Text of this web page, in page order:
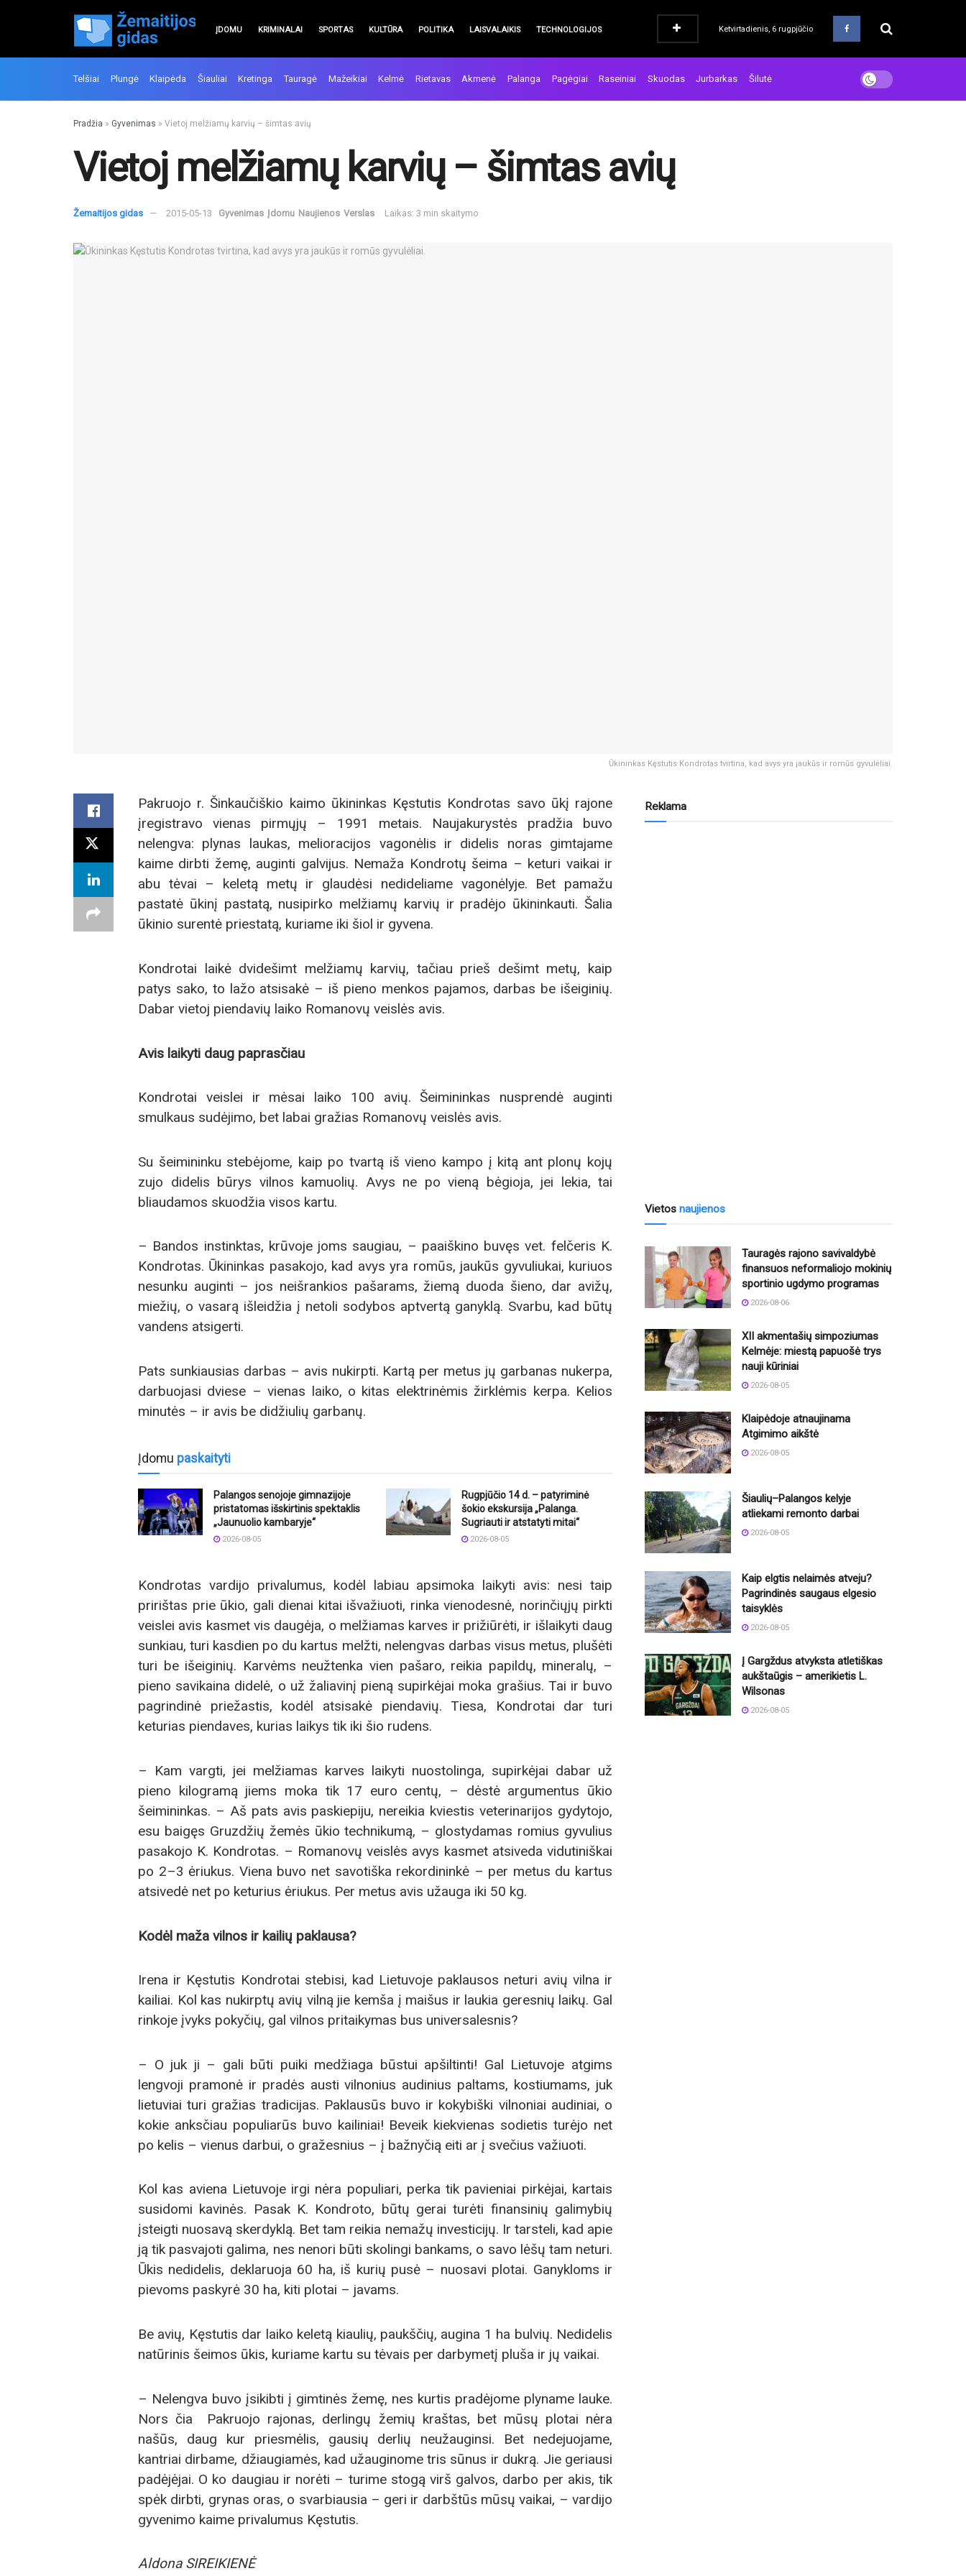
ĮDOMU KRIMINALAI SPORTAS KULTŪRA POLITIKA LAISVALAIKIS TECHNOLOGIJOS Ketvirtadienis, 6 rugpjūčio
Telšiai Plungė Klaipėda Šiauliai Kretinga Tauragė Mažeikiai Kelmė Rietavas Akmenė Palanga Pagėgiai Raseiniai Skuodas Jurbarkas Šilutė
Pradžia » Gyvenimas » Vietoj melžiamų karvių – šimtas avių
Vietoj melžiamų karvių – šimtas avių
Žemaitijos gidas 2015-05-13 Gyvenimas Įdomu Naujienos Verslas Laikas: 3 min skaitymo
Ūkininkas Kęstutis Kondrotas tvirtina, kad avys yra jaukūs ir romūs gyvulėliai.
Pakruojo r. Šinkaučiškio kaimo ūkininkas Kęstutis Kondrotas savo ūkį rajone
įregistravo vienas pirmųjų – 1991 metais. Naujakurystės pradžia buvo
nelengva: plynas laukas, melioracijos vagonėlis ir didelis noras gimtajame
kaime dirbti žemę, auginti galvijus. Nemaža Kondrotų šeima – keturi vaikai ir
abu tėvai – keletą metų ir glaudėsi nedideliame vagonėlyje. Bet pamažu
pastatė ūkinį pastatą, nusipirko melžiamų karvių ir pradėjo ūkininkauti. Šalia
ūkinio surentė priestatą, kuriame iki šiol ir gyvena.
Kondrotai laikė dvidešimt melžiamų karvių, tačiau prieš dešimt metų, kaip
patys sako, to lažo atsisakė – iš pieno menkos pajamos, darbas be išeiginių.
Dabar vietoj piendavių laiko Romanovų veislės avis.
Avis laikyti daug paprasčiau
Kondrotai veislei ir mėsai laiko 100 avių. Šeimininkas nusprendė auginti
smulkaus sudėjimo, bet labai gražias Romanovų veislės avis.
Su šeimininku stebėjome, kaip po tvartą iš vieno kampo į kitą ant plonų kojų
zujo didelis būrys vilnos kamuolių. Avys ne po vieną bėgioja, jei lekia, tai
bliaudamos skuodžia visos kartu.
– Bandos instinktas, krūvoje joms saugiau, – paaiškino buvęs vet. felčeris K.
Kondrotas. Ūkininkas pasakojo, kad avys yra romūs, jaukūs gyvuliukai, kuriuos
nesunku auginti – jos neišrankios pašarams, žiemą duoda šieno, dar avižų,
miežių, o vasarą išleidžia į netoli sodybos aptvertą ganyklą. Svarbu, kad būtų
vandens atsigerti.
Pats sunkiausias darbas – avis nukirpti. Kartą per metus jų garbanas nukerpa,
darbuojasi dviese – vienas laiko, o kitas elektrinėmis žirklėmis kerpa. Kelios
minutės – ir avis be didžiulių garbanų.
Įdomu paskaityti
Palangos senojoje gimnazijoje
pristatomas išskirtinis spektaklis
„Jaunuolio kambaryje“
2026-08-05
Rugpjūčio 14 d. – patyriminė
šokio ekskursija „Palanga.
Sugriauti ir atstatyti mitai“
2026-08-05
Kondrotas vardijo privalumus, kodėl labiau apsimoka laikyti avis: nesi taip
pririštas prie ūkio, gali dienai kitai išvažiuoti, rinka vienodesnė, norinčiųjų pirkti
veislei avis kasmet vis daugėja, o melžiamas karves ir prižiūrėti, ir išlaikyti daug
sunkiau, turi kasdien po du kartus melžti, nelengvas darbas visus metus, plušėti
turi be išeiginių. Karvėms neužtenka vien pašaro, reikia papildų, mineralų, –
pieno savikaina didelė, o už žaliavinį pieną supirkėjai moka grašius. Tai ir buvo
pagrindinė priežastis, kodėl atsisakė piendavių. Tiesa, Kondrotai dar turi
keturias piendaves, kurias laikys tik iki šio rudens.
– Kam vargti, jei melžiamas karves laikyti nuostolinga, supirkėjai dabar už
pieno kilogramą jiems moka tik 17 euro centų, – dėstė argumentus ūkio
šeimininkas. – Aš pats avis paskiepiju, nereikia kviestis veterinarijos gydytojo,
esu baigęs Gruzdžių žemės ūkio technikumą, – glostydamas romius gyvulius
pasakojo K. Kondrotas. – Romanovų veislės avys kasmet atsiveda vidutiniškai
po 2–3 ėriukus. Viena buvo net savotiška rekordininkė – per metus du kartus
atsivedė net po keturius ėriukus. Per metus avis užauga iki 50 kg.
Kodėl maža vilnos ir kailių paklausa?
Irena ir Kęstutis Kondrotai stebisi, kad Lietuvoje paklausos neturi avių vilna ir
kailiai. Kol kas nukirptų avių vilną jie kemša į maišus ir laukia geresnių laikų. Gal
rinkoje įvyks pokyčių, gal vilnos pritaikymas bus universalesnis?
– O juk ji – gali būti puiki medžiaga būstui apšiltinti! Gal Lietuvoje atgims
lengvoji pramonė ir pradės austi vilnonius audinius paltams, kostiumams, juk
lietuviai turi gražias tradicijas. Paklausūs buvo ir kokybiški vilnoniai audiniai, o
kokie anksčiau populiarūs buvo kailiniai! Beveik kiekvienas sodietis turėjo net
po kelis – vienus darbui, o gražesnius – į bažnyčią eiti ar į svečius važiuoti.
Kol kas aviena Lietuvoje irgi nėra populiari, perka tik pavieniai pirkėjai, kartais
susidomi kavinės. Pasak K. Kondroto, būtų gerai turėti finansinių galimybių
įsteigti nuosavą skerdyklą. Bet tam reikia nemažų investicijų. Ir tarsteli, kad apie
ją tik pasvajoti galima, nes nenori būti skolingi bankams, o savo lėšų tam neturi.
Ūkis nedidelis, deklaruoja 60 ha, iš kurių pusė – nuosavi plotai. Ganykloms ir
pievoms paskyrė 30 ha, kiti plotai – javams.
Be avių, Kęstutis dar laiko keletą kiaulių, paukščių, augina 1 ha bulvių. Nedidelis
natūrinis šeimos ūkis, kuriame kartu su tėvais per darbymetį pluša ir jų vaikai.
– Nelengva buvo įsikibti į gimtinės žemę, nes kurtis pradėjome plyname lauke.
Nors čia Pakruojo rajonas, derlingų žemių kraštas, bet mūsų plotai nėra
našūs, daug kur priesmėlis, gausių derlių neužauginsi. Bet nedejuojame,
kantriai dirbame, džiaugiamės, kad užauginome tris sūnus ir dukrą. Jie geriausi
padėjėjai. O ko daugiau ir norėti – turime stogą virš galvos, darbo per akis, tik
spėk dirbti, grynas oras, o svarbiausia – geri ir darbštūs mūsų vaikai, – vardijo
gyvenimo kaime privalumus Kęstutis.
Aldona SIREIKIENĖ
Reklama
Vietos naujienos
Tauragės rajono savivaldybė
finansuos neformaliojo mokinių
sportinio ugdymo programas
2026-08-06
XII akmentašių simpoziumas
Kelmėje: miestą papuošė trys
nauji kūriniai
2026-08-05
Klaipėdoje atnaujinama
Atgimimo aikštė
2026-08-05
Šiaulių–Palangos kelyje
atliekami remonto darbai
2026-08-05
Kaip elgtis nelaimės atveju?
Pagrindinės saugaus elgesio
taisyklės
2026-08-05
Į Gargždus atvyksta atletiškas
aukštaūgis – amerikietis L.
Wilsonas
2026-08-05